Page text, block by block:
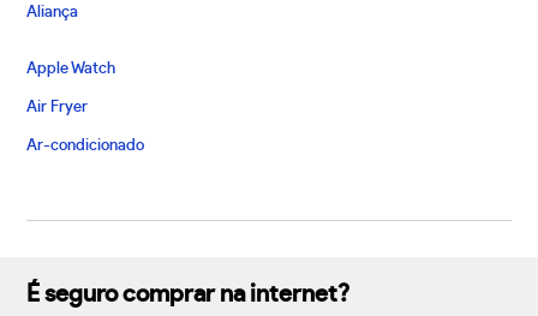
Aliança
Apple Watch
Air Fryer
Ar-condicionado
É seguro comprar na internet?